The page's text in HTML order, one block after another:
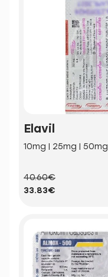
Elavil
10mg | 25mg | 50mg
40.60€
33.83€